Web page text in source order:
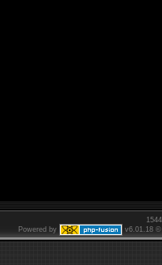
Powered by
v6.01.18 ©